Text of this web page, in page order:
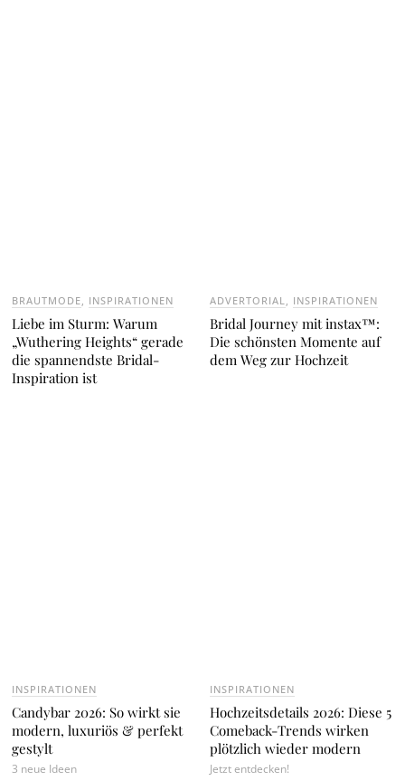
BRAUTMODE INSPIRATIONEN
Liebe im Sturm: Warum
„Wuthering Heights“ gerade
die spannendste Bridal-
Inspiration ist
ADVERTORIAL INSPIRATIONEN
Bridal Journey mit instax™:
Die schönsten Momente auf
dem Weg zur Hochzeit
INSPIRATIONEN
Candybar 2026: So wirkt sie
modern, luxuriös & perfekt
gestylt
3 neue Ideen
INSPIRATIONEN
Hochzeitsdetails 2026: Diese 5
Comeback-Trends wirken
plötzlich wieder modern
Jetzt entdecken!